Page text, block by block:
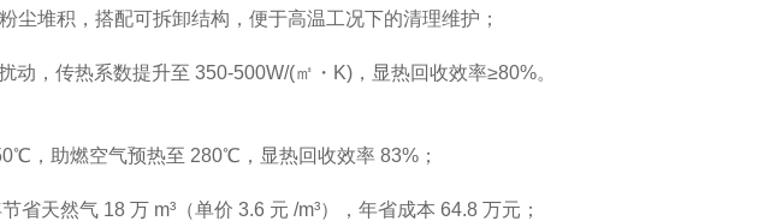
尘堆积，搭配可拆卸结构，便于高温工况下的清理维护；
，传热系数提升至 350-500W/(㎡・K)，显热回收效率≥80%。
，助燃空气预热至 280℃，显热回收效率 83%；
天然气 18 万 m³（单价 3.6 元 /m³），年省成本 64.8 万元；